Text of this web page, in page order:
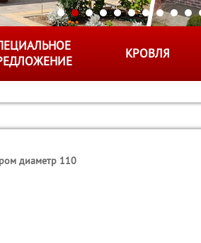
КРОВЛЯ
диаметр 110